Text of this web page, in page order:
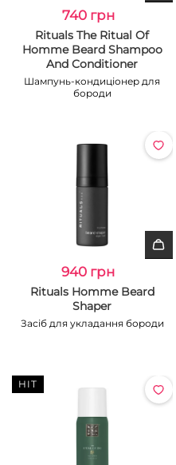
740 грн
Rituals The Ritual Of
Homme Beard Shampoo
And Conditioner
Шампунь-кондиціонер для
бороди
940 грн
Rituals Homme Beard
Shaper
Засіб для укладання бороди
HIT